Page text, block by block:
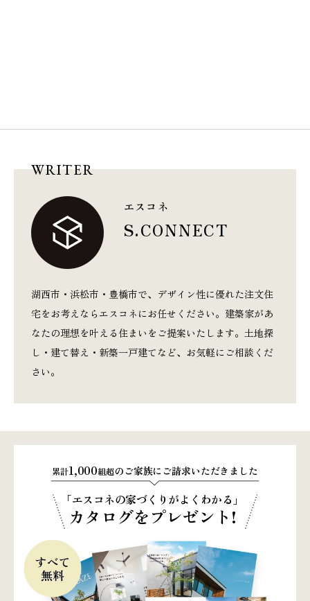
WRITER
エスコネ
S.CONNECT
湖西市・浜松市・豊橋市で、デザイン性に優れた注文住
宅をお考えならエスコネにお任せください。建築家があ
なたの理想を叶える住まいをご提案いたします。土地探
し・建て替え・新築一戸建てなど、お気軽にご相談くだ
さい。
累計1,000組超のご家族にご請求いただきました
「エスコネの家づくりがよくわかる」
カタログをプレゼント!